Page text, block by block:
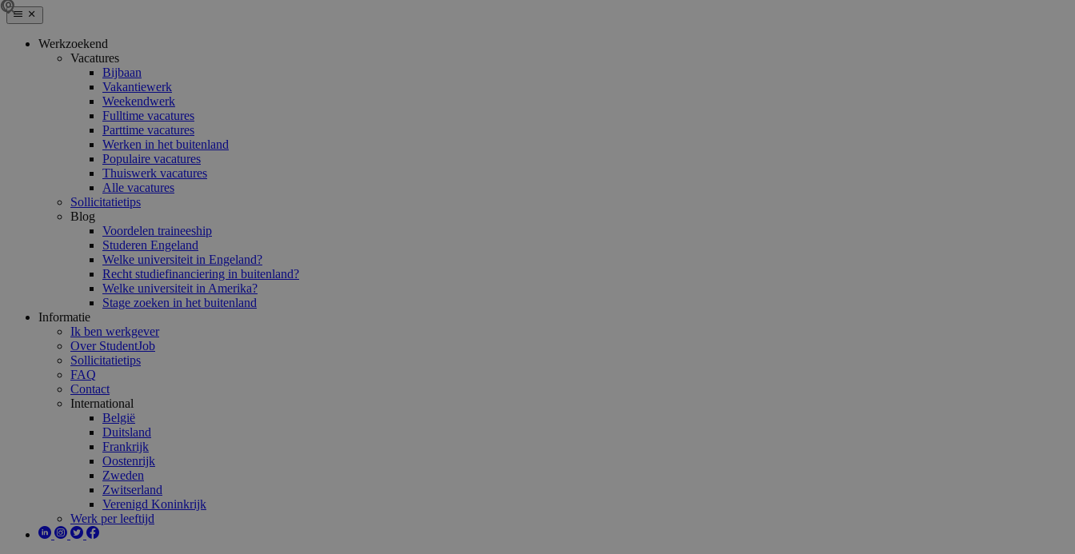
Werkzoekend
Vacatures
Bijbaan
Vakantiewerk
Weekendwerk
Fulltime vacatures
Parttime vacatures
Werken in het buitenland
Populaire vacatures
Thuiswerk vacatures
Alle vacatures
Sollicitatietips
Blog
Voordelen traineeship
Studeren Engeland
Welke universiteit in Engeland?
Recht studiefinanciering in buitenland?
Welke universiteit in Amerika?
Stage zoeken in het buitenland
Informatie
Ik ben werkgever
Over StudentJob
Sollicitatietips
FAQ
Contact
International
België
Duitsland
Frankrijk
Oostenrijk
Zweden
Zwitserland
Verenigd Koninkrijk
Werk per leeftijd